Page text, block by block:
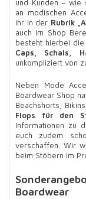
und Kunden – wie
an modischen
ihr in der Rubrik
auch im Shop
besteht hierbei die
Caps, Schals,
unkompliziert von
Neben Mode
Boardwear Shop
Beachshorts,
Flops für den
Informationen zu
euch zudem
verschaffen. Wir
beim Stöbern im
Boardwear